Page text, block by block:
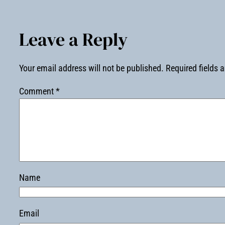
Leave a Reply
Your email address will not be published. Required fields
Comment*
Name
Email